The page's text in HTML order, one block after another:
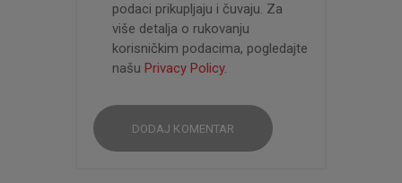
podaci prikupljaju i čuvaju. Za
više detalja o rukovanju
korisničkim podacima, pogledajte
našu Privacy Policy.